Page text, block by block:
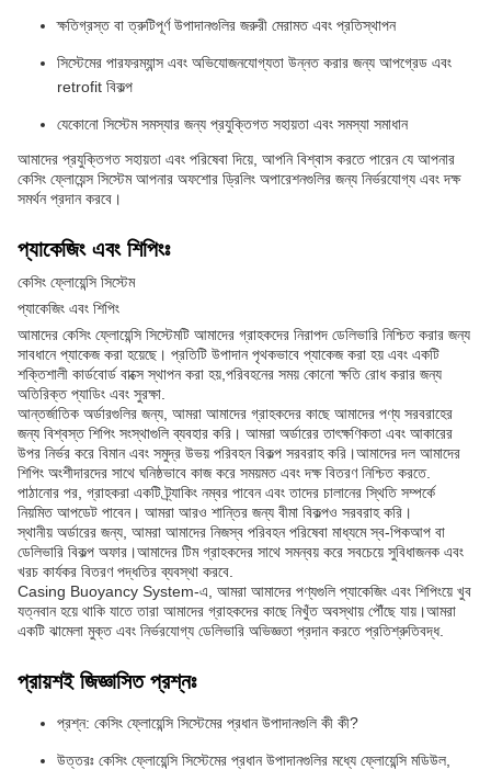
ক্ষতিগ্রস্ত বা ত্রুটিপূর্ণ উপাদানগুলির জরুরী মেরামত এবং প্রতিস্থাপন
সিস্টেমের পারফরম্যান্স এবং অভিযোজনযোগ্যতা উন্নত করার জন্য আপগ্রেড এবং
retrofit বিকল্প
যেকোনো সিস্টেম সমস্যার জন্য প্রযুক্তিগত সহায়তা এবং সমস্যা সমাধান
আমাদের প্রযুক্তিগত সহায়তা এবং পরিষেবা দিয়ে, আপনি বিশ্বাস করতে পারেন যে আপনার
কেসিং ফ্লোয়েন্স সিস্টেম আপনার অফশোর ড্রিলিং অপারেশনগুলির জন্য নির্ভরযোগ্য এবং দক্ষ
সমর্থন প্রদান করবে।
প্যাকেজিং এবং শিপিংঃ
কেসিং ফ্লোয়েন্সি সিস্টেম
প্যাকেজিং এবং শিপিং
আমাদের কেসিং ফ্লোয়েন্সি সিস্টেমটি আমাদের গ্রাহকদের নিরাপদ ডেলিভারি নিশ্চিত করার জন্য
সাবধানে প্যাকেজ করা হয়েছে। প্রতিটি উপাদান পৃথকভাবে প্যাকেজ করা হয় এবং একটি
শক্তিশালী কার্ডবোর্ড বাক্সে স্থাপন করা হয়,পরিবহনের সময় কোনো ক্ষতি রোধ করার জন্য
অতিরিক্ত প্যাডিং এবং সুরক্ষা.
আন্তর্জাতিক অর্ডারগুলির জন্য, আমরা আমাদের গ্রাহকদের কাছে আমাদের পণ্য সরবরাহের
জন্য বিশ্বস্ত শিপিং সংস্থাগুলি ব্যবহার করি। আমরা অর্ডারের তাৎক্ষণিকতা এবং আকারের
উপর নির্ভর করে বিমান এবং সমুদ্র উভয় পরিবহন বিকল্প সরবরাহ করি।আমাদের দল আমাদের
শিপিং অংশীদারদের সাথে ঘনিষ্ঠভাবে কাজ করে সময়মত এবং দক্ষ বিতরণ নিশ্চিত করতে.
পাঠানোর পর, গ্রাহকরা একটি ট্র্যাকিং নম্বর পাবেন এবং তাদের চালানের স্থিতি সম্পর্কে
নিয়মিত আপডেট পাবেন। আমরা আরও শান্তির জন্য বীমা বিকল্পও সরবরাহ করি।
স্থানীয় অর্ডারের জন্য, আমরা আমাদের নিজস্ব পরিবহন পরিষেবা মাধ্যমে স্ব-পিকআপ বা
ডেলিভারি বিকল্প অফার।আমাদের টিম গ্রাহকদের সাথে সমন্বয় করে সবচেয়ে সুবিধাজনক এবং
খরচ কার্যকর বিতরণ পদ্ধতির ব্যবস্থা করবে.
Casing Buoyancy System-এ, আমরা আমাদের পণ্যগুলি প্যাকেজিং এবং শিপিংয়ে খুব
যত্নবান হয়ে থাকি যাতে তারা আমাদের গ্রাহকদের কাছে নিখুঁত অবস্থায় পৌঁছে যায়।আমরা
একটি ঝামেলা মুক্ত এবং নির্ভরযোগ্য ডেলিভারি অভিজ্ঞতা প্রদান করতে প্রতিশ্রুতিবদ্ধ.
প্রায়শই জিজ্ঞাসিত প্রশ্নঃ
প্রশ্ন: কেসিং ফ্লোয়েন্সি সিস্টেমের প্রধান উপাদানগুলি কী কী?
উত্তরঃ কেসিং ফ্লোয়েন্সি সিস্টেমের প্রধান উপাদানগুলির মধ্যে ফ্লোয়েন্সি মডিউল,